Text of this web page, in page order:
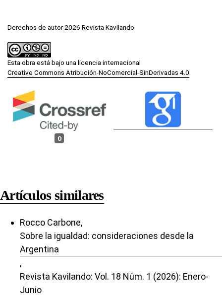
Derechos de autor 2026 Revista Kavilando
Esta obra está bajo una licencia internacional
Creative Commons Atribución-NoComercial-SinDerivadas 4.0
0
Artículos similares
Rocco Carbone,
Sobre la igualdad: consideraciones desde la
Argentina
,
Revista Kavilando: Vol. 18 Núm. 1 (2026): Enero-
Junio